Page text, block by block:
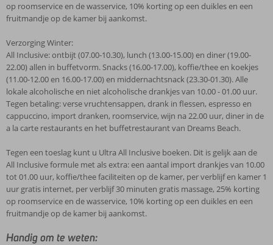
op roomservice en de wasservice, 10% korting op een duikles en een
fruitmandje op de kamer bij aankomst.
Verzorging Winter:
All Inclusive: ontbijt (07.00-10.30), lunch (13.00-15.00) en diner (19.00-
22.00) allen in buffetvorm. Snacks (16.00-17.00), koffie/thee en koekjes
(11.00-12.00 en 16.00-17.00) en middernachtsnack (23.30-01.30). Alle
lokale alcoholische en niet alcoholische drankjes van 10.00 - 01.00 uur.
Tegen betaling: verse vruchtensappen, drank in flessen, espresso en
cappuccino, import dranken, roomservice, wijn na 22.00 uur, diner in de
a la carte restaurants en het buffetrestaurant van Dreams Beach.
Tegen een toeslag kunt u Ultra All Inclusive boeken. Dit is gelijk aan de
All Inclusive formule met als extra: een aantal import drankjes van 10.00
tot 01.00 uur, koffie/thee faciliteiten op de kamer, per verblijf en kamer 1
uur gratis internet, per verblijf 30 minuten gratis massage, 25% korting
op roomservice en de wasservice, 10% korting op een duikles en een
fruitmandje op de kamer bij aankomst.
Handig om te weten: